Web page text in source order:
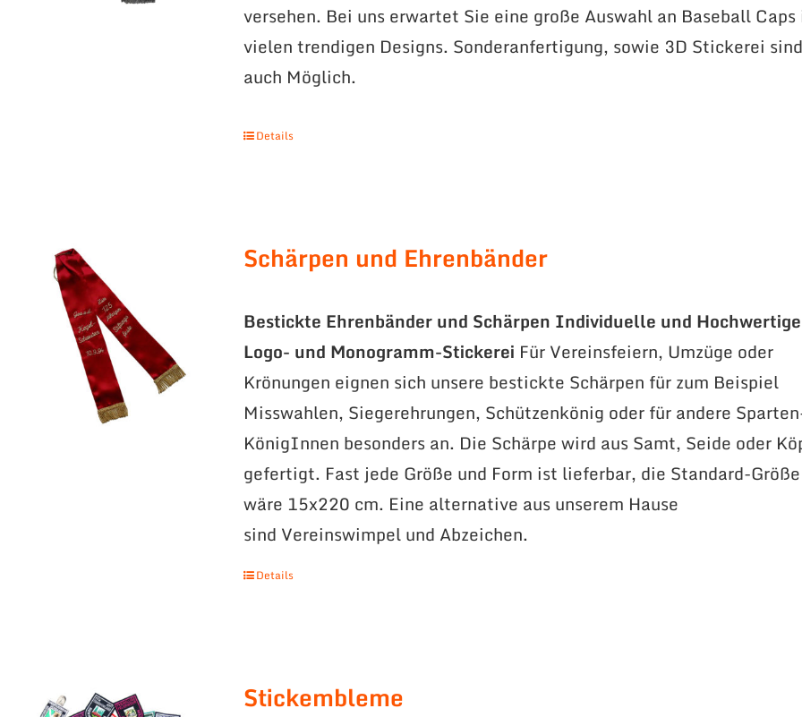
versehen. Bei uns erwartet Sie eine große Auswahl an Baseball Caps
vielen trendigen Designs. Sonderanfertigung, sowie 3D Stickerei sind
auch Möglich.
Details
Schärpen und Ehrenbänder
Bestickte Ehrenbänder und Schärpen Individuelle und Hochwertige
Logo- und Monogramm-Stickerei Für Vereinsfeiern, Umzüge oder
Krönungen eignen sich unsere bestickte Schärpen für zum Beispiel
Misswahlen, Siegerehrungen, Schützenkönig oder für andere
KönigInnen besonders an. Die Schärpe wird aus Samt, Seide oder
gefertigt. Fast jede Größe und Form ist lieferbar, die Standard-Größe
wäre 15x220 cm. Eine alternative aus unserem Hause
sind Vereinswimpel und Abzeichen.
Details
Stickembleme